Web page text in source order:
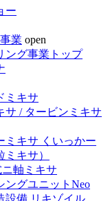
ー
業 open
ング事業トップ
ミキサ
サ / タービンミキサ
ミキサ くいっかー
キサ）
軸ミキサ
ングユニットNeo
設備 リキゾイル